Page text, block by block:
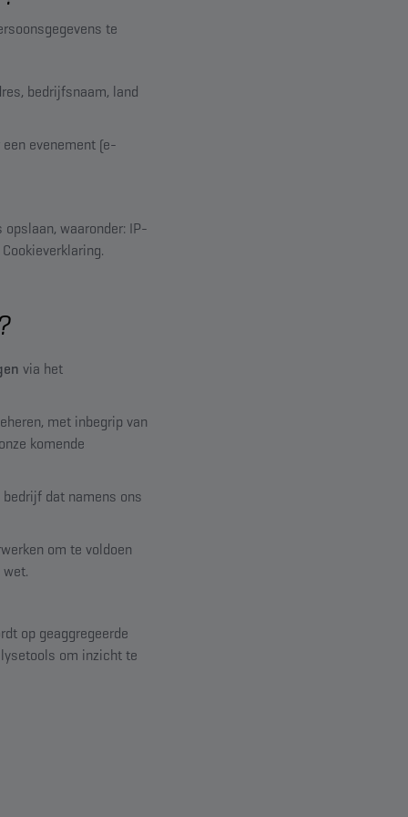
te
bedrijfsnaam, land
evenement (e-
waaronder: IP-
via het
met inbegrip van
komende
dat namens ons
om te voldoen
op geaggregeerde
om inzicht te